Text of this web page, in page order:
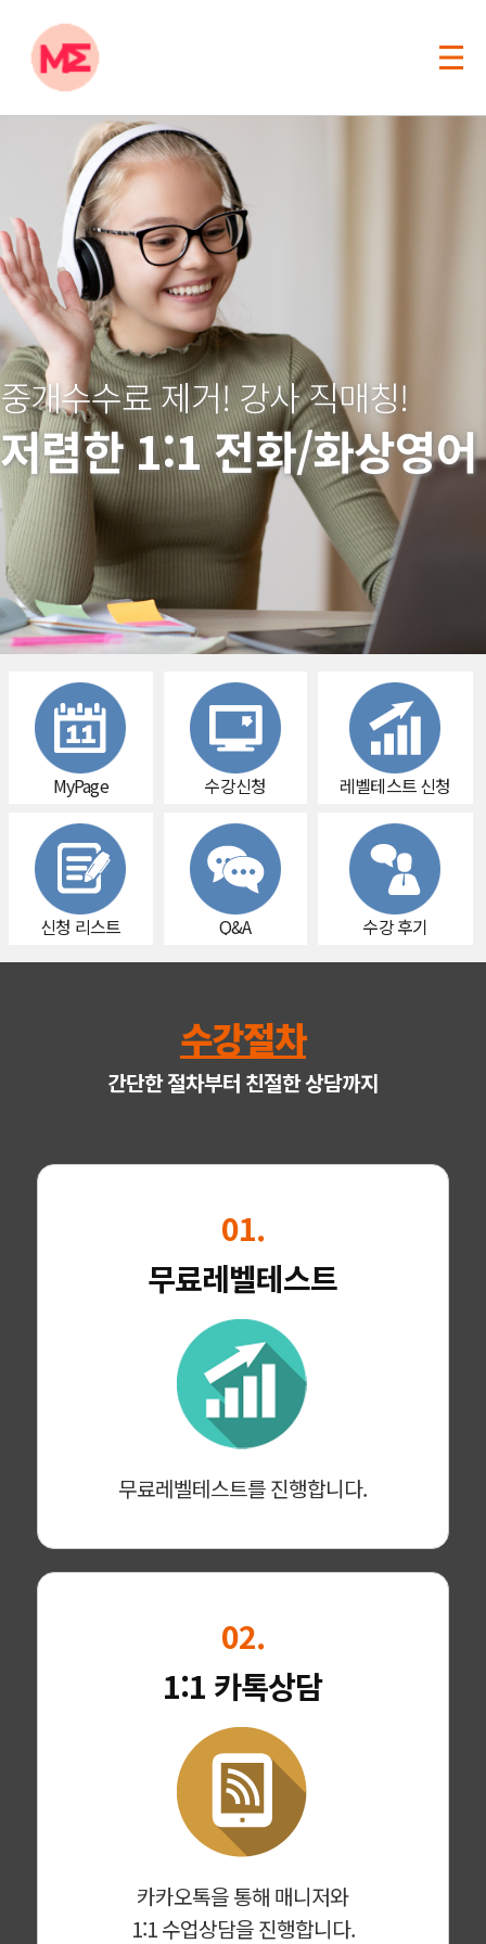
중개수수료 제거! 강사 직매칭!
저렴한 1:1 전화/화상영어
MyPage 수강신청 레벨테스트 신청
신청 리스트 Q&A 수강 후기
수강절차
간단한 절차부터 친절한 상담까지
01.
무료레벨테스트
무료레벨테스트를 진행합니다.
02.
1:1 카톡상담
카카오톡을 통해 매니저와
1:1 수업상담을 진행합니다.